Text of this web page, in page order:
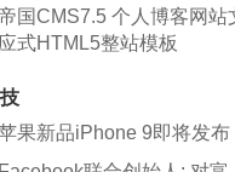
国CMS7.5 个人博客网
式HTML5整站模板
果新品iPhone 9即将发